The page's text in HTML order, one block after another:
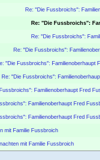
Re: "Die Fussbroichs":
Re: "Die Fussbroichs":
Re: "Die Fussbroichs":
Re: "Die Fussbroichs":
"Die Fussbroichs": Familienoberhaupt
Re: "Die Fussbroichs":
Familienoberhaupt Fred
Familienoberhaupt Fred
Familienoberhaupt Fred
mit Familie Fussbroich
mit Familie Fussbroich